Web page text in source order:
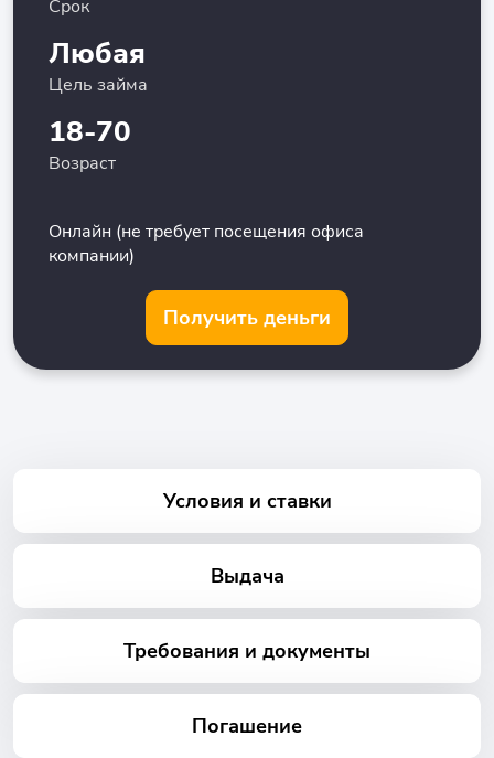
Срок
Любая
Цель займа
18-70
Возраст
Онлайн (не требует посещения офиса
компании)
Получить деньги
Условия и ставки
Выдача
Требования и документы
Погашение